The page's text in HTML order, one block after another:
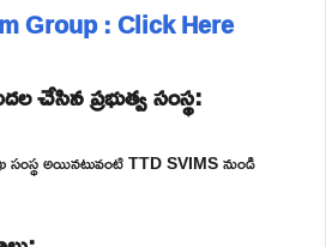
Group : Click Here
చేసిన ప్రభుత్వ సంస్థ:
సంస్థ అయినటువంటి TTD SVIMS నుండి